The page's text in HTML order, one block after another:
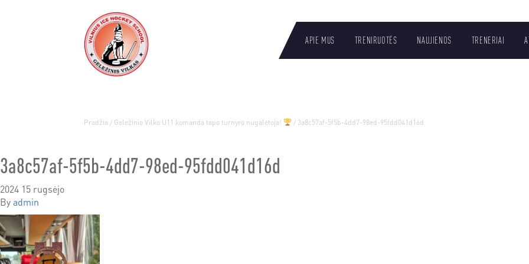
APIE MUS TRENIRUOTĖS NAUJIENOS TRENERIAI
Pradžia / Geležinio Vilko U11 komanda tapo turnyro nugalėtoja! / 3a8c57af-5f5b-4dd7-98ed-95fdd041d16d
3a8c57af-5f5b-4dd7-98ed-95fdd041d16d
2024 15 rugsėjo
Byadmin